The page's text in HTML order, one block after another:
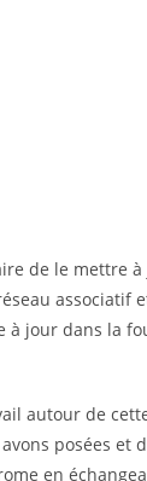
de le mettre
associatif
à jour dans la
autour de
posées et
en